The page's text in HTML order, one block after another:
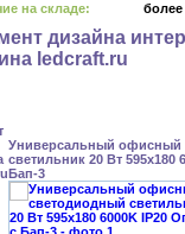
на складе: более
Универсальный офисный
светильник 20 Вт 595x180
Бап-3